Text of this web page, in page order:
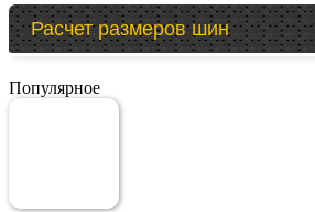
Расчет размеров шин
Популярное